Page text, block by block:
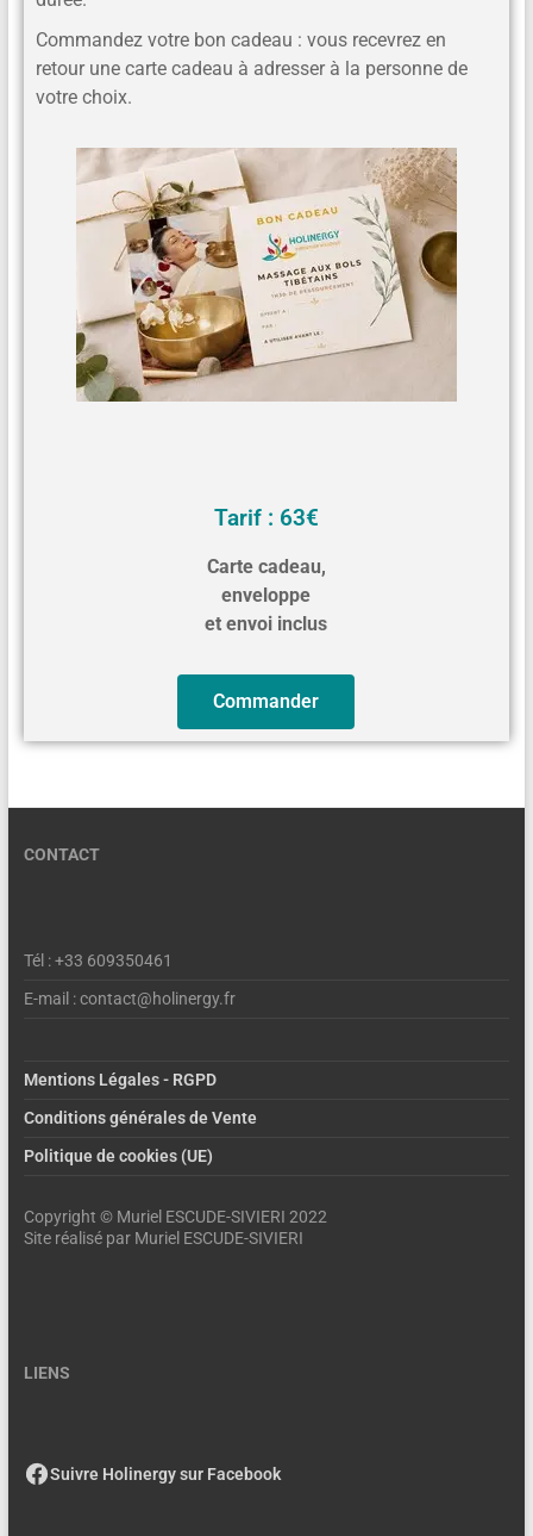
Commandez votre bon cadeau : vous recevrez en
retour une carte cadeau à adresser à la personne de
votre choix.
Tarif : 63€
Carte cadeau,
enveloppe
et envoi inclus
Commander
CONTACT
Tél : +33 609350461
E-mail : contact@holinergy.fr
Mentions Légales - RGPD
Conditions générales de Vente
Politique de cookies (UE)
Copyright © Muriel ESCUDE-SIVIERI 2022
Site réalisé par Muriel ESCUDE-SIVIERI
LIENS
Suivre Holinergy sur Facebook